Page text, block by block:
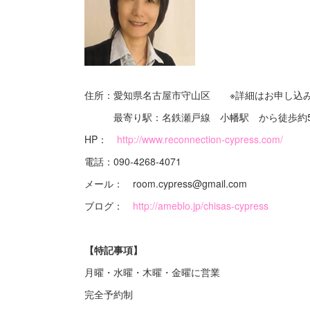
住所：愛知県名古屋市守山区 ※詳細はお申し込
最寄り駅：名鉄瀬戸線 小幡駅 から徒歩約
HP： http://www.reconnection-cypress.com/
電話：090-4268-4071
メール： room.cypress@gmail.com
ブログ： http://ameblo.jp/chisas-cypress
【特記事項】
月曜・水曜・木曜・金曜に営業
​完全予約制